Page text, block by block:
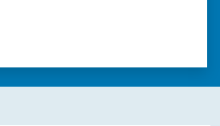
(da 1 a 5 stelle)
stelle per valutare la chiarezza delle
5 stelle su 5
su 5
su 5
5